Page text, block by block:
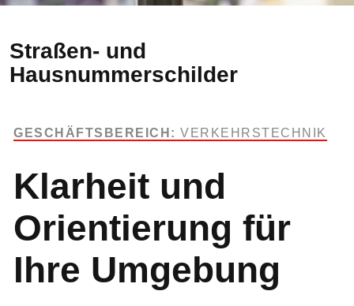
Straßen- und
Hausnummerschilder
GESCHÄFTSBEREICH: VERKEHRSTECHNIK
Klarheit und
Orientierung für
Ihre Umgebung